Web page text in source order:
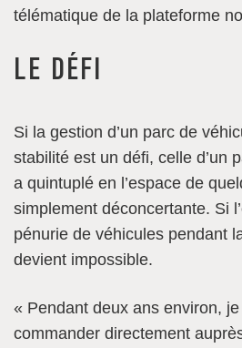
télématique de la plateforme
LE DÉFI
Si la gestion d’un parc de
stabilité est un défi, celle d’un
a quintuplé en l’espace de
simplement déconcertante. Si
pénurie de véhicules pendant
devient impossible.
« Pendant deux ans environ, je
commander directement